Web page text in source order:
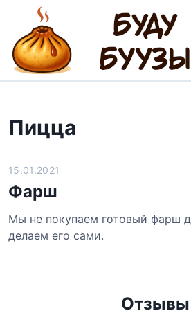
Пицца
15.01.2021
Фарш
Мы не покупаем готовый фарш
делаем его сами.
Отзывы